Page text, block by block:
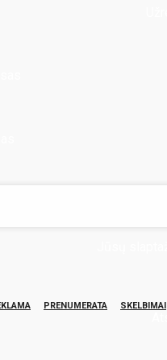
PRENUMERATA SKELBIMAI